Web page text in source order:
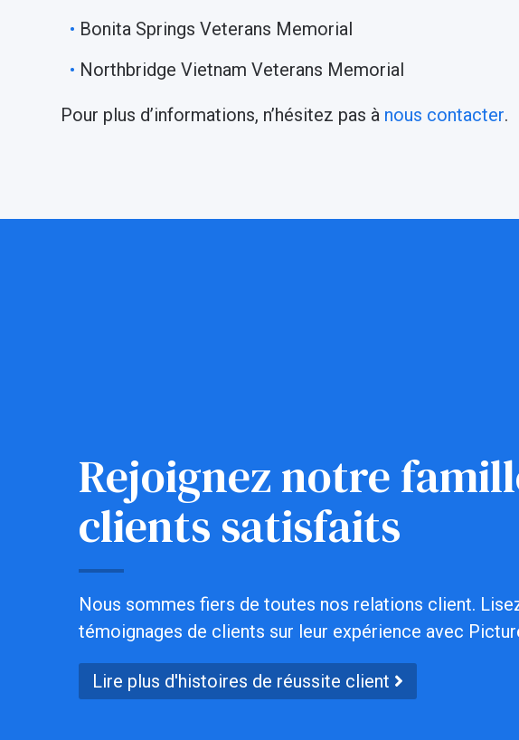
Bonita Springs Veterans Memorial
Northbridge Vietnam Veterans Memorial
Pour plus d’informations, n’hésitez pas à nous contacter.
Rejoignez notre
clients satisfaits
Nous sommes fiers de toutes nos relations client.
témoignages de clients sur leur expérience avec
Lire plus d'histoires de réussite client